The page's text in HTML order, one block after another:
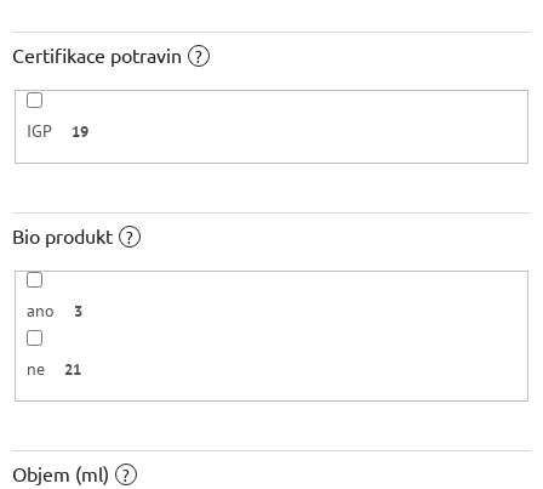
Certifikace potravin ?
IGP 19
Bio produkt ?
ano 3
ne 21
Objem (ml) ?